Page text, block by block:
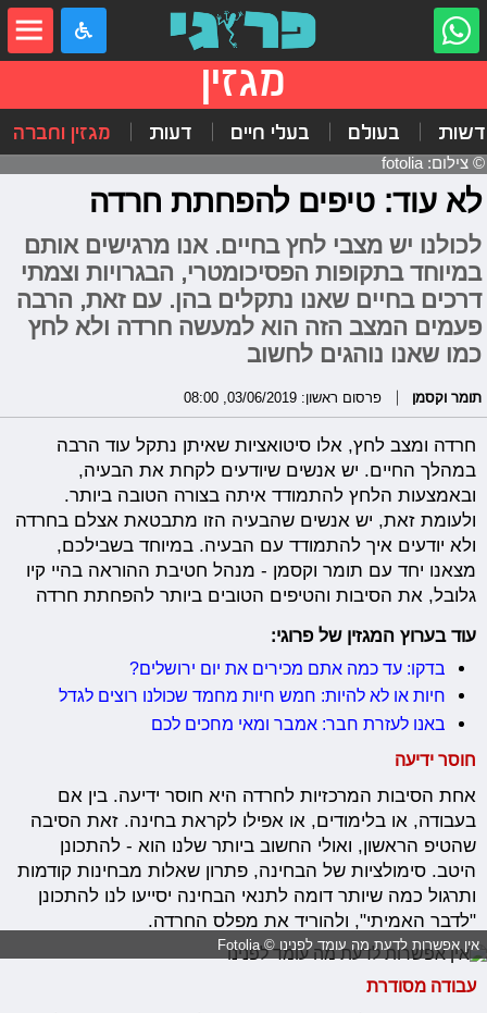
מגזין
בעולם בעלי חיים דעות מגזין וחברה
© צילום: fotolia
לא עוד: טיפים להפחתת חרדה
לכולנו יש מצבי לחץ בחיים. אנו מרגישים אותם
במיוחד בתקופות הפסיכומטרי, הבגרויות וצמתי
דרכים בחיים שאנו נתקלים בהן. עם זאת, הרבה
פעמים המצב הזה הוא למעשה חרדה ולא לחץ
כמו שאנו נוהגים לחשוב
תומר וקסמן פרסום ראשון: 03/06/2019, 08:00
חרדה ומצב לחץ, אלו סיטואציות שאיתן נתקל עוד הרבה
במהלך החיים. יש אנשים שיודעים לקחת את הבעיה,
ובאמצעות הלחץ להתמודד איתה בצורה הטובה ביותר.
ולעומת זאת, יש אנשים שהבעיה הזו מתבטאת אצלם בחרדה
ולא יודעים איך להתמודד עם הבעיה. במיוחד בשבילכם,
מצאנו יחד עם תומר וקסמן - מנהל חטיבת ההוראה בהיי קיו
גלובל, את הסיבות והטיפים הטובים ביותר להפחתת חרדה
עוד בערוץ המגזין של פרוגי:
בדקו: עד כמה אתם מכירים את יום ירושלים?
חיות או לא להיות: חמש חיות מחמד שכולנו רוצים לגדל
באנו לעזרת חבר: אמבר ומאי מחכים לכם
חוסר ידיעה
אחת הסיבות המרכזיות לחרדה היא חוסר ידיעה. בין אם
בעבודה, או בלימודים, או אפילו לקראת בחינה. זאת הסיבה
שהטיפ הראשון, ואולי החשוב ביותר שלנו הוא - להתכונן
היטב. סימולציות של הבחינה, פתרון שאלות מבחינות קודמות
ותרגול כמה שיותר דומה לתנאי הבחינה יסייעו לנו להתכונן
"לדבר האמיתי", ולהוריד את מפלס החרדה.
אין אפשרות לדעת מה עומד לפנינו © Fotolia
עבודה מסודרת